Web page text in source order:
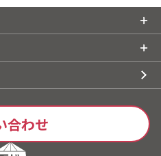
ェ・オ・
コ、コ
合わせ